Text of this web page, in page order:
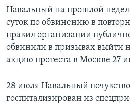
Навальный на прошлой
суток по обвинению в
правил организации
обвинили в призывах выйти
акцию протеста в Москве 27
28 июля Навальный
госпитализирован из